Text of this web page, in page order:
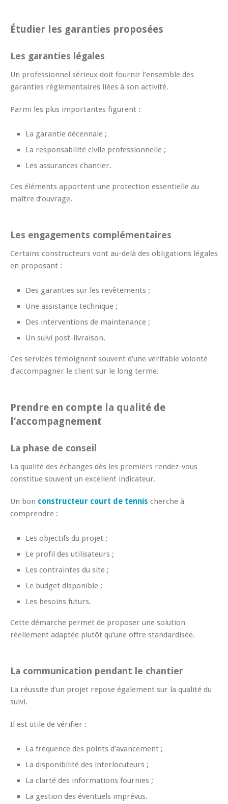
Étudier les garanties proposées
Les garanties légales
Un professionnel sérieux doit fournir l’ensemble des
garanties réglementaires liées à son activité.
Parmi les plus importantes figurent :
La garantie décennale ;
La responsabilité civile professionnelle ;
Les assurances chantier.
Ces éléments apportent une protection essentielle au
maître d’ouvrage.
Les engagements complémentaires
Certains constructeurs vont au-delà des obligations légales
en proposant :
Des garanties sur les revêtements ;
Une assistance technique ;
Des interventions de maintenance ;
Un suivi post-livraison.
Ces services témoignent souvent d’une véritable volonté
d’accompagner le client sur le long terme.
Prendre en compte la qualité de
l’accompagnement
La phase de conseil
La qualité des échanges dès les premiers rendez-vous
constitue souvent un excellent indicateur.
Un bon constructeur court de tennis cherche à
comprendre :
Les objectifs du projet ;
Le profil des utilisateurs ;
Les contraintes du site ;
Le budget disponible ;
Les besoins futurs.
Cette démarche permet de proposer une solution
réellement adaptée plutôt qu’une offre standardisée.
La communication pendant le chantier
La réussite d’un projet repose également sur la qualité du
suivi.
Il est utile de vérifier :
La fréquence des points d’avancement ;
La disponibilité des interlocuteurs ;
La clarté des informations fournies ;
La gestion des éventuels imprévus.